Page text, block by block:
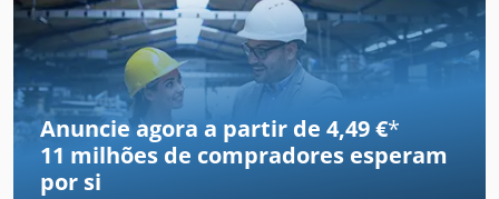
Anuncie agora a partir de 4,49 €*
11 milhões de compradores esperam
por si